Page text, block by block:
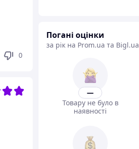
0
Погані оцінки
за рік на Prom.ua та Bigl.ua
—
Товару не було в
наявності